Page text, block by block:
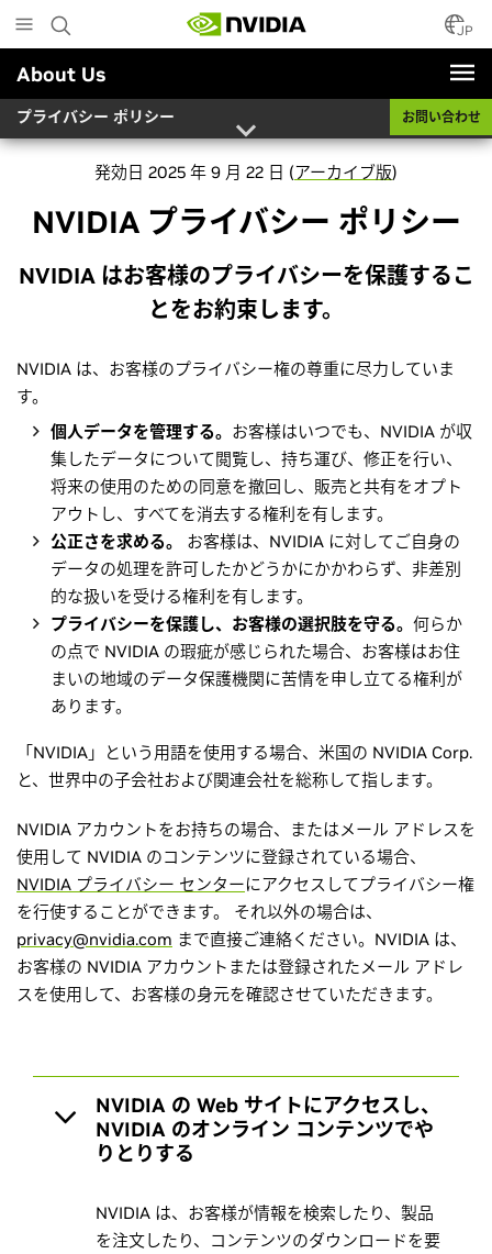
to
main
content
JP
About Us
プライバシー ポリシー お問い合わせ
発効日 2025 年 9 月 22 日 (アーカイブ版)
NVIDIA プライバシー ポリシー
NVIDIA はお客様のプライバシーを保護するこ
とをお約束します。
NVIDIA は、お客様のプライバシー権の尊重に尽力していま
す。
個人データを管理する。 お客様はいつでも、NVIDIA が収
集したデータについて閲覧し、持ち運び、修正を行い、
将来の使用のための同意を撤回し、販売と共有をオプト
アウトし、すべてを消去する権利を有します。
公正さを求める。 お客様は、NVIDIA に対してご自身の
データの処理を許可したかどうかにかかわらず、非差別
的な扱いを受ける権利を有します。
プライバシーを保護し、お客様の選択肢を守る。 何らか
の点で NVIDIA の瑕疵が感じられた場合、お客様はお住
まいの地域のデータ保護機関に苦情を申し立てる権利が
あります。
「NVIDIA」という用語を使用する場合、米国の NVIDIA Corp.
と、世界中の子会社および関連会社を総称して指します。
NVIDIA アカウントをお持ちの場合、またはメール アドレスを
使用して NVIDIA のコンテンツに登録されている場合、
NVIDIA プライバシー センターにアクセスしてプライバシー権
を行使することができます。 それ以外の場合は、
privacy@nvidia.com まで直接ご連絡ください。NVIDIA は、
お客様の NVIDIA アカウントまたは登録されたメール アドレ
スを使用して、お客様の身元を確認させていただきます。
NVIDIA の Web サイトにアクセスし、
NVIDIA のオンライン コンテンツでや
りとりする
NVIDIA は、お客様が情報を検索したり、製品
を注文したり、コンテンツのダウンロードを要